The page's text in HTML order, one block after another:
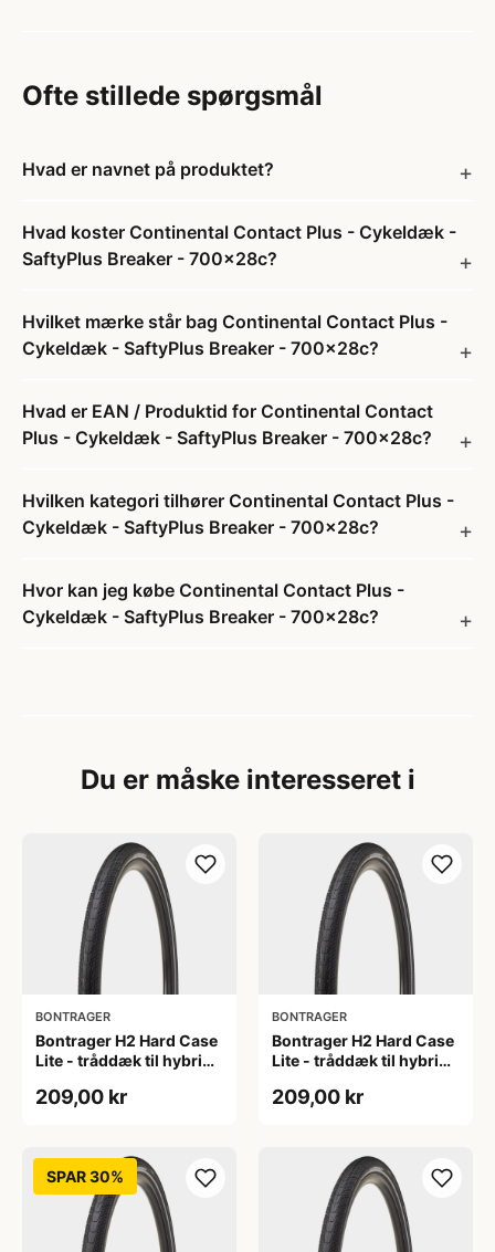
Ofte stillede spørgsmål
Hvad er navnet på produktet?
Hvad koster Continental Contact Plus - Cykeldæk -
SaftyPlus Breaker - 700x28c?
Hvilket mærke står bag Continental Contact Plus -
Cykeldæk - SaftyPlus Breaker - 700x28c?
Hvad er EAN / Produktid for Continental Contact
Plus - Cykeldæk - SaftyPlus Breaker - 700x28c?
Hvilken kategori tilhører Continental Contact Plus -
Cykeldæk - SaftyPlus Breaker - 700x28c?
Hvor kan jeg købe Continental Contact Plus -
Cykeldæk - SaftyPlus Breaker - 700x28c?
Du er måske interesseret i
BONTRAGER
Bontrager H2 Hard Case
Lite - tråddæk til hybrid
refleks
209,00 kr
BONTRAGER
Bontrager H2 Hard Case
Lite - tråddæk til hybrid
refleks
209,00 kr
SPAR 30%